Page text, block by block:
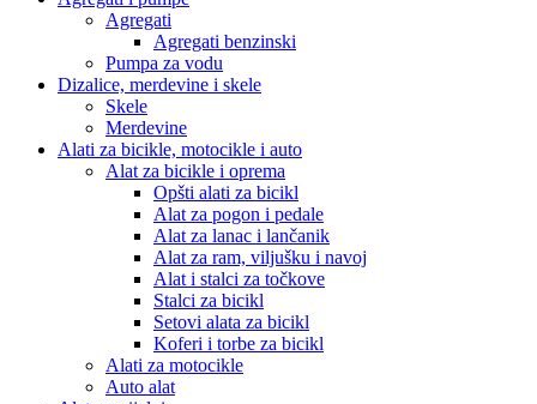
Agregati
Agregati benzinski
Pumpa za vodu
Dizalice, merdevine i skele
Skele
Merdevine
Alati za bicikle, motocikle i auto
Alat za bicikle i oprema
Opšti alati za bicikl
Alat za pogon i pedale
Alat za lanac i lančanik
Alat za ram, viljušku i navoj
Alat i stalci za točkove
Stalci za bicikl
Setovi alata za bicikl
Koferi i torbe za bicikl
Alati za motocikle
Auto alat